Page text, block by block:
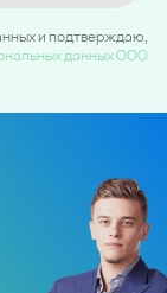
и подтверждаю,
данных ООО